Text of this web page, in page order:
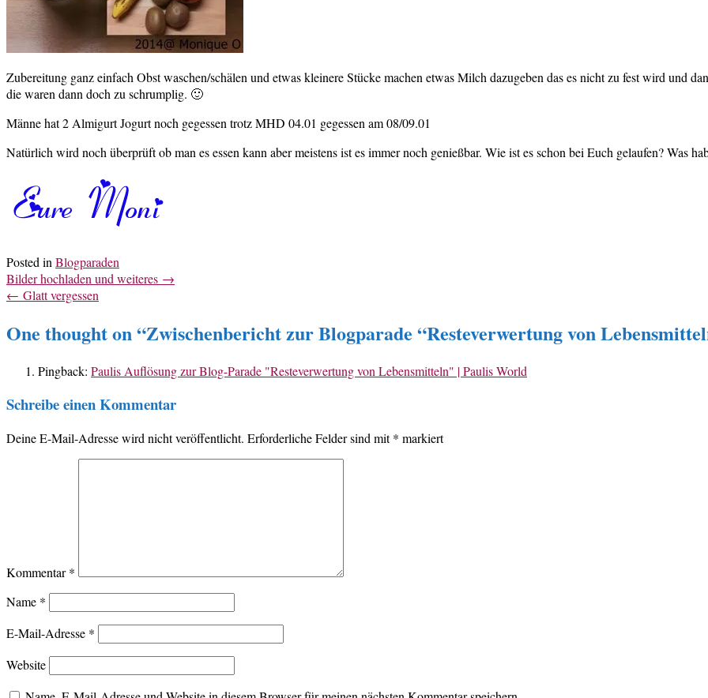
Zubereitung ganz einfach Obst waschen/schälen und etwas kleinere Stücke machen etwas Milch dazugeben das es nicht zu fest wird und
die waren dann doch zu schrumplig. 🙂
Männe hat 2 Almigurt Jogurt noch gegessen trotz MHD 04.01 gegessen am 08/09.01
Natürlich wird noch überprüft ob man es essen kann aber meistens ist es immer noch genießbar. Wie ist es schon bei Euch gelaufen? Was
Posted in Blogparaden
Post
navigation
Bilder hochladen und weiteres →
← Glatt vergessen
One thought on “Zwischenbericht zur Blogparade “Resteverwertung von
Pingback: Paulis Auflösung zur Blog-Parade "Resteverwertung von Lebensmitteln" | Paulis World
Schreibe einen Kommentar
Deine E-Mail-Adresse wird nicht veröffentlicht. Erforderliche Felder sind mit* markiert
Kommentar*
Name *
E-Mail-Adresse *
Website